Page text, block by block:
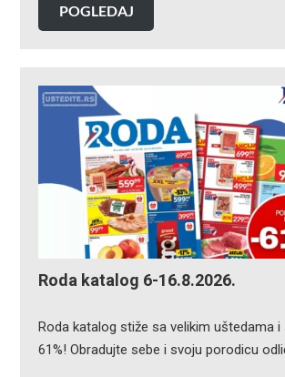
POGLEDAJ
Roda katalog 6-16.8.2026.
Roda katalog stiže sa velikim uštedama i
61%! Obradujte sebe i svoju porodicu